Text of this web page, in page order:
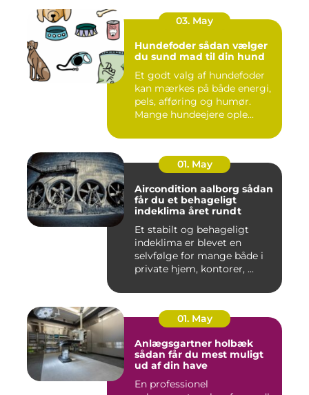
03. May
Hundefoder sådan vælger
du sund mad til din hund
Et godt valg af hundefoder
kan mærkes på både energi,
pels, afføring og humør.
Mange hundeejere ople...
01. May
Aircondition aalborg sådan
får du et behageligt
indeklima året rundt
Et stabilt og behageligt
indeklima er blevet en
selvfølge for mange både i
private hjem, kontorer, ...
01. May
Anlægsgartner holbæk
sådan får du mest muligt
ud af din have
En professionel